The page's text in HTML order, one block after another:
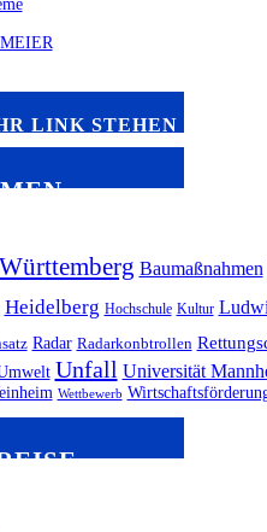
LINK STEHEN
Baumaßnahmen
Heidelberg Hochschule Kultur
Radar Radarkonbtrollen
Unfall Universität
Wettbewerb